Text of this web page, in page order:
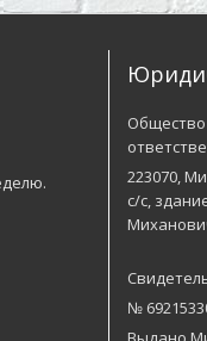
Общество
223070,
с/с,
№